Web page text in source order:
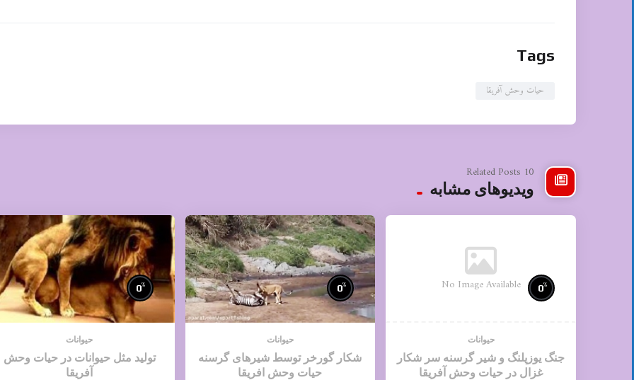
Tags
حیات وحش آفریقا
10 Related Posts
ویدیوهای مشابه
No Image Available 0%
حیوانات
جنگ یوزپلنگ و شیر گرسنه سر شکار
غزال در حیات وحش آفریقا
0%
حیوانات
شکار گورخر توسط شیرهای گرسنه
حیات وحش افریقا
0%
حیوانات
تولید مثل حیوانات در حیات وحش
آفریقا